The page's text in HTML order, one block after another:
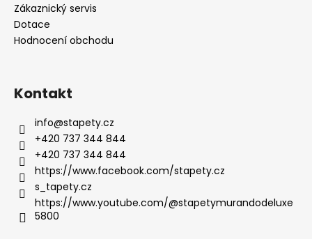
Zákaznický servis
Dotace
Hodnocení obchodu
Kontakt
info@stapety.cz
+420 737 344 844
+420 737 344 844
https://www.facebook.com/stapety.cz
s_tapety.cz
https://www.youtube.com/@stapetymurandodeluxe
5800